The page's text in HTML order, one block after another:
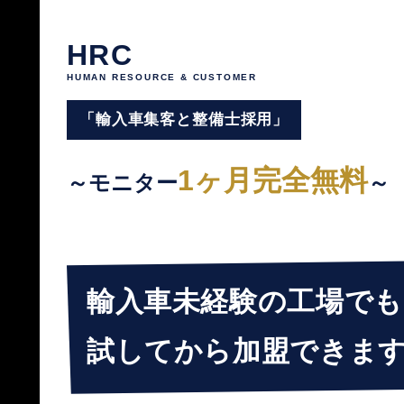
HRC
HUMAN RESOURCE & CUSTOMER
「輸入車集客と整備士採用」
～モニター1ヶ月完全無料～
輸入車未経験の工場で
試してから加盟できま